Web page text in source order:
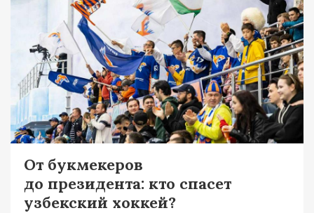
От букмекеров
до президента: кто спасет
узбекский хоккей?